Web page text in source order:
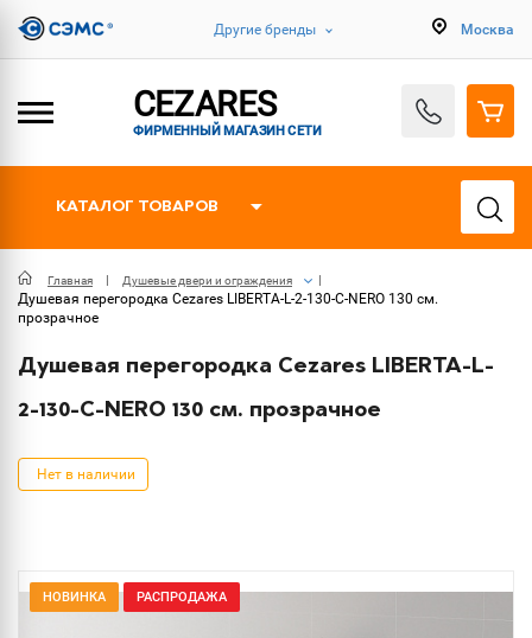
Другие бренды Москва
CEZARES
ФИРМЕННЫЙ МАГАЗИН СЕТИ
КАТАЛОГ ТОВАРОВ
Главная Душевые двери и ограждения
Душевая перегородка Cezares LIBERTA-L-2-130-C-NERO 130 см.
прозрачное
Душевая перегородка Cezares LIBERTA-L-
2-130-C-NERO 130 см. прозрачное
Нет в наличии
НОВИНКА РАСПРОДАЖА